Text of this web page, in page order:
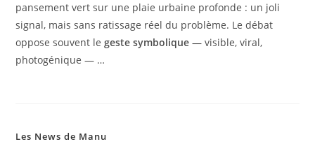
pansement vert sur une plaie urbaine profonde : un joli
signal, mais sans ratissage réel du problème. Le débat
oppose souvent legeste symbolique — visible, viral,
photogénique — …
Les News de Manu